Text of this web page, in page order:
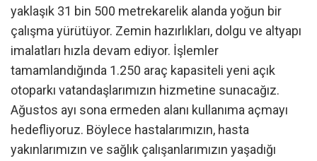
yaklaşık 31 bin 500 metrekarelik alanda yoğun bir
çalışma yürütüyor. Zemin hazırlıkları, dolgu ve altyapı
imalatları hızla devam ediyor. İşlemler
tamamlandığında 1.250 araç kapasiteli yeni açık
otoparkı vatandaşlarımızın hizmetine sunacağız.
Ağustos ayı sona ermeden alanı kullanıma açmayı
hedefliyoruz. Böylece hastalarımızın, hasta
yakınlarımızın ve sağlık çalışanlarımızın yaşadığı